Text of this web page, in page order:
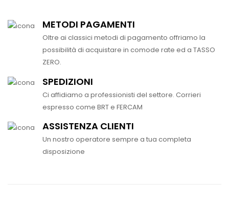
METODI PAGAMENTI
Oltre ai classici metodi di pagamento offriamo la
possibilità di acquistare in comode rate ed a TASSO
ZERO.
SPEDIZIONI
Ci affidiamo a professionisti del settore. Corrieri
espresso come BRT e FERCAM
ASSISTENZA CLIENTI
Un nostro operatore sempre a tua completa
disposizione